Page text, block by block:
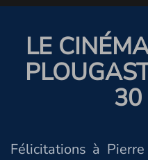
LE
30
Félicitations à